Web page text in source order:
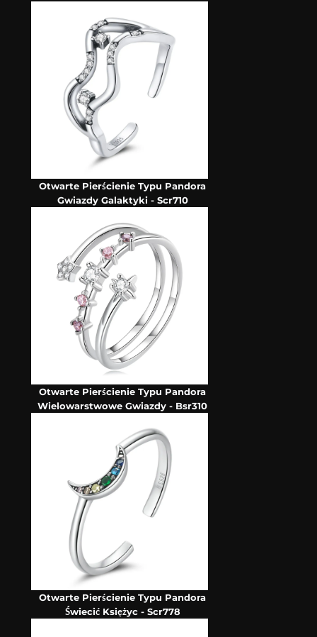
Otwarte Pierścienie Typu Pandora
Gwiazdy Galaktyki - Scr710
Otwarte Pierścienie Typu Pandora
Wielowarstwowe Gwiazdy - Bsr310
Otwarte Pierścienie Typu Pandora
Świecić Księżyc - Scr778